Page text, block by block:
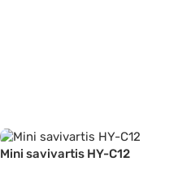
Mini savivartis HY-C12